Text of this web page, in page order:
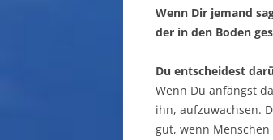
Wenn Dir jemand
der in den Boden
Du entscheidest
Wenn Du anfängst
ihn, aufzuwachsen.
gut, wenn